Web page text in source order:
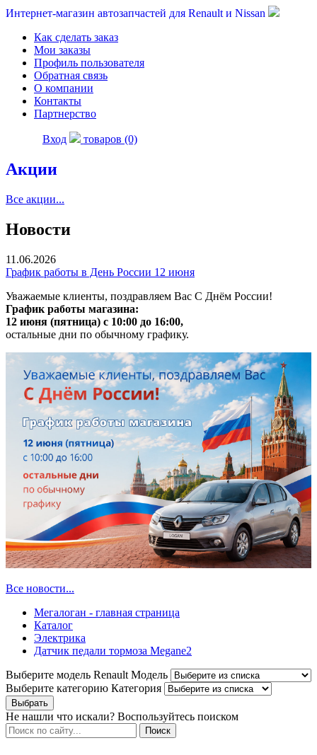
Интернет-магазин автозапчастей для Renault и Nissan
Как сделать заказ
Мои заказы
Профиль пользователя
Обратная связь
О компании
Контакты
Партнерство
Вход товаров (0)
Акции
Все акции...
Новости
11.06.2026
График работы в День России 12 июня
Уважаемые клиенты, поздравляем Вас С Днём России!
График работы магазина:
12 июня (пятница) с 10:00 до 16:00,
остальные дни по обычному графику.
Все новости...
Мегалоган - главная страница
Каталог
Электрика
Датчик педали тормоза Megane2
Выберите модель Renault Модель
Выберите категорию Категория
Не нашли что искали? Воспользуйтесь поиском